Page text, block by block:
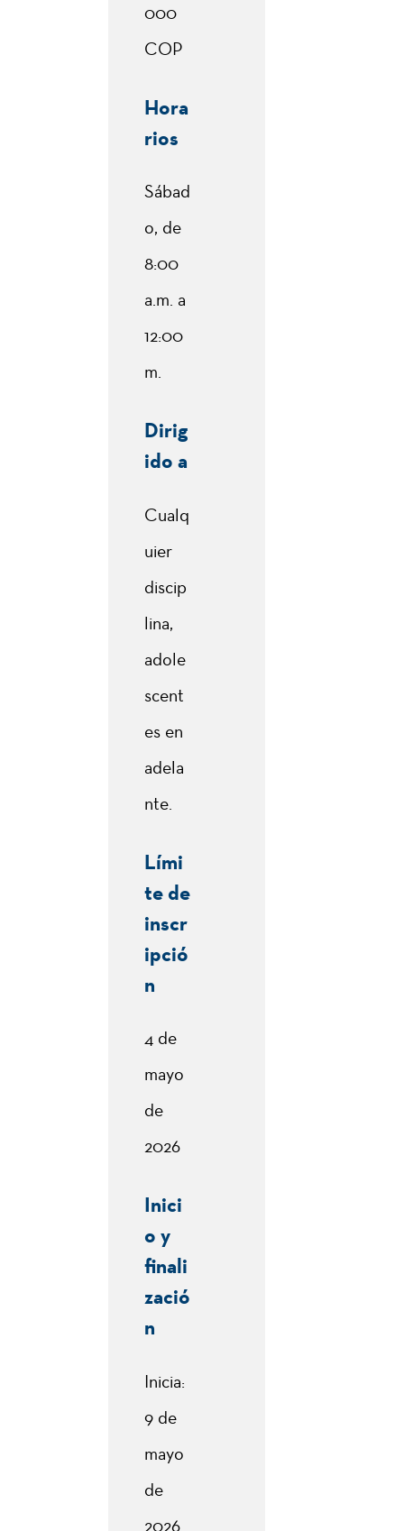
000
COP
Hora
rios
Sábad
o, de
8:00
a.m. a
12:00
m.
Dirig
ido a
Cualq
uier
discip
lina,
adole
scent
es en
adela
nte.
Lími
te de
inscr
ipció
n
4 de
mayo
de
2026
Inici
o y
finali
zació
n
Inicia:
9 de
mayo
de
2026